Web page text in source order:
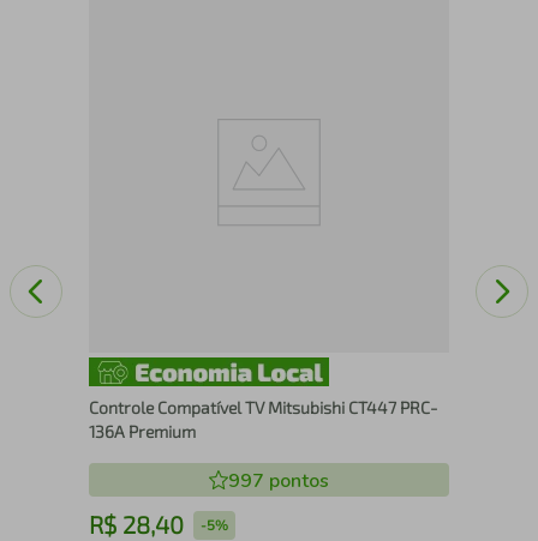
Controle Compatível TV Mitsubishi CT447 PRC-
136A Premium
997 pontos
R$ 28,40 -5%